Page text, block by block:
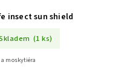
insect sun shield
(1 ks)
a moskytiéra